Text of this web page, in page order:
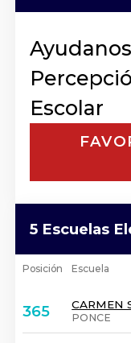
Escolar
5 Escuelas
Posición Escuela
365 CARMEN
PONCE